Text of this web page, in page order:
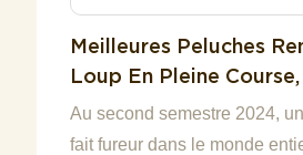
Meilleures Peluches
Loup En Pleine Course,
Gros, De La Marque
Dolls Company -
Au second semestre 2024,
fait fureur dans le monde